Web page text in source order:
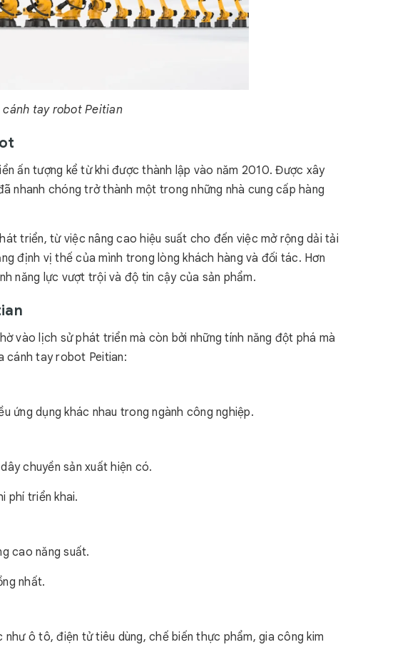
cánh tay robot Peitian
ấn tượng kể từ khi được thành lập vào năm 2010. Được xây
nhanh chóng trở thành một trong những nhà cung cấp hàng
triển, từ việc nâng cao hiệu suất cho đến việc mở rộng dải tải
định vị thế của mình trong lòng khách hàng và đối tác. Hơn
năng lực vượt trội và độ tin cậy của sản phẩm.
vào lịch sử phát triển mà còn bởi những tính năng đột phá mà
cánh tay robot Peitian:
ứng dụng khác nhau trong ngành công nghiệp.
chuyền sản xuất hiện có.
phí triển khai.
cao năng suất.
nhất.
như ô tô, điện tử tiêu dùng, chế biến thực phẩm, gia công kim